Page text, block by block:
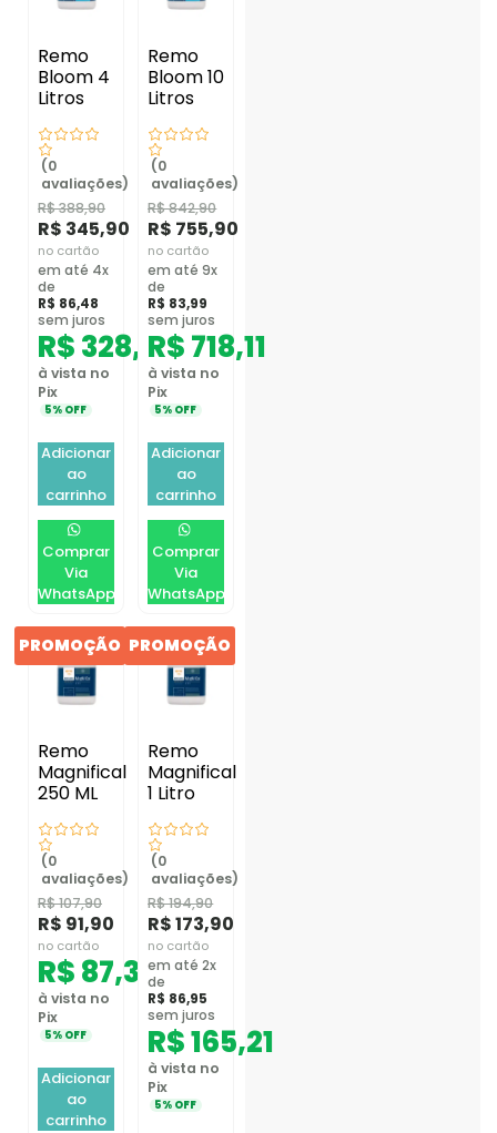
Remo
Bloom 4
Litros
(0
avaliações)
R$388,90
R$ 345,90
no cartão
em até 4x
de
R$ 86,48
sem juros
R$328,61
à vista no
Pix
5% OFF
Adicionar
ao
carrinho
Comprar
Via
WhatsApp
Remo
Bloom 10
Litros
(0
avaliações)
R$842,90
R$ 755,90
no cartão
em até 9x
de
R$ 83,99
sem juros
R$718,11
à vista no
Pix
5% OFF
Adicionar
ao
carrinho
Comprar
Via
WhatsApp
PROMOÇÃO
Remo
Magnifical
250 ML
(0
avaliações)
R$107,90
R$ 91,90
no cartão
R$87,31
à vista no
Pix
5% OFF
Adicionar
ao
carrinho
PROMOÇÃO
Remo
Magnifical
1 Litro
(0
avaliações)
R$194,90
R$173,90
no cartão
em até 2x
de
R$ 86,95
sem juros
R$165,21
à vista no
Pix
5% OFF